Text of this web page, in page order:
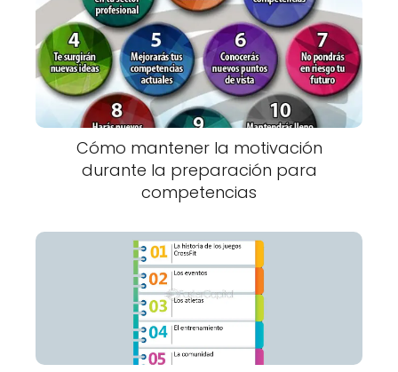
Cómo mantener la motivación
durante la preparación para
competencias